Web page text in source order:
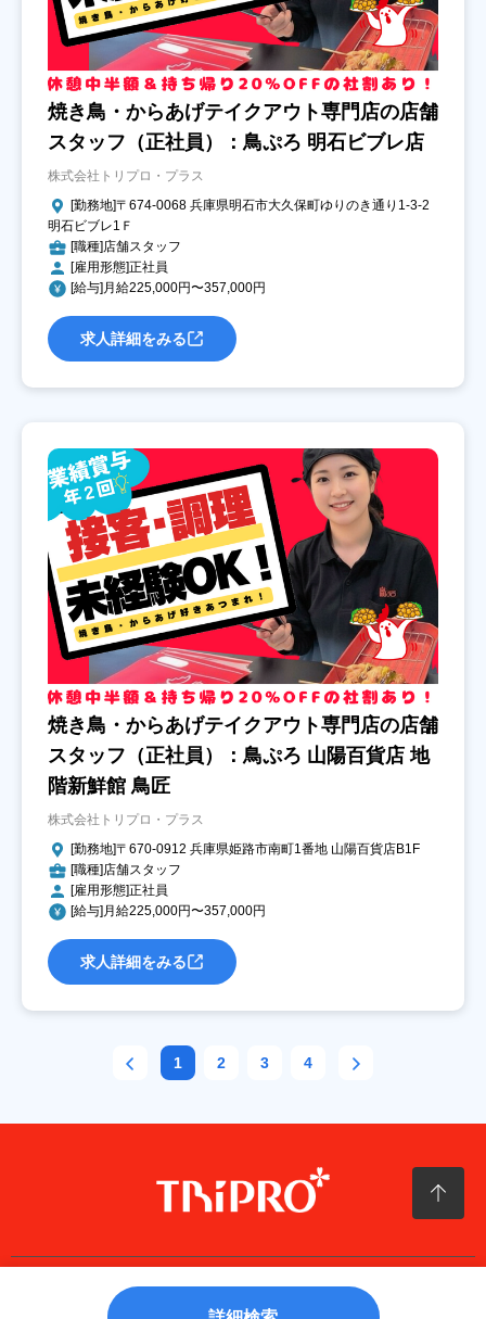
焼き鳥・からあげテイクアウト専門店の店舗
スタッフ（正社員）：鳥ぷろ 明石ビブレ店
株式会社トリプロ・プラス
[勤務地]〒674-0068 兵庫県明石市大久保町ゆりのき通り1‐3‐2
明石ビブレ1Ｆ
[職種]店舗スタッフ
[雇用形態]正社員
[給与]月給225,000円〜357,000円
求人詳細をみる
焼き鳥・からあげテイクアウト専門店の店舗
スタッフ（正社員）：鳥ぷろ 山陽百貨店 地
階新鮮館 鳥匠
株式会社トリプロ・プラス
[勤務地]〒670-0912 兵庫県姫路市南町1番地 山陽百貨店B1F
[職種]店舗スタッフ
[雇用形態]正社員
[給与]月給225,000円〜357,000円
求人詳細をみる
1 2 3 4
Copyright© 株式会社トリプロ・プラス All Rights Reserved.